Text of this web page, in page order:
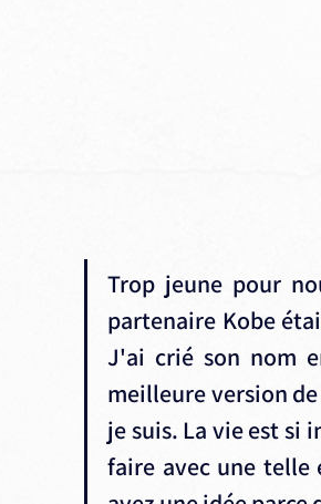
Trop jeune pour
partenaire Kobe
J'ai crié son nom
meilleure version
je suis. La vie est si
faire avec une telle